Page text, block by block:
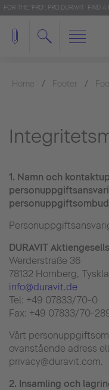
FOR THE 'PRO': PRO.DURAVIT FIND A
Home Footer
1. Namn och
DURAVIT
Werderstraße 36
78132 Hornberg,
info@duravit.de
Tel: +49 07833/70-0
Fax: +49 07833/70-
Vårt
ovanstående adress
privacy@duravit.com.
2. Insamling och